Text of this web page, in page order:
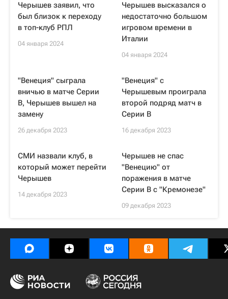
Черышев заявил, что
был близок к переходу
в топ-клуб РПЛ
04 января 2024
Черышев высказался о
недостаточно большом
игровом времени в
Италии
04 января 2024
"Венеция" сыграла
вничью в матче Серии
В, Черышев вышел на
замену
26 декабря 2023
"Венеция" с
Черышевым проиграла
второй подряд матч в
Серии В
16 декабря 2023
СМИ назвали клуб, в
который может перейти
Черышев
14 декабря 2023
Черышев не спас
"Венецию" от
поражения в матче
Серии B с "Кремонезе"
09 декабря 2023